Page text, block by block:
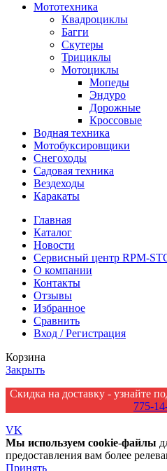
Мототехника
Квадроциклы
Багги
Скутеры
Трициклы
Мотоциклы
Мопеды
Эндуро
Дорожные
Кроссовые
Водная техника
Мотобуксировщики
Снегоходы
Садовая техника
Вездеходы
Каракаты
Главная
Каталог
Новости
Сервисный центр RPM-
О компании
Контакты
Отзывы
Избранное
Сравнить
Вход / Регистрация
Корзина
Закрыть
Скидка на доставку - узнайте
775-
VK
Мы используем cookie-файлы
предоставления вам более
Принять